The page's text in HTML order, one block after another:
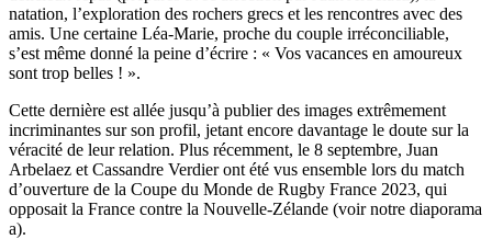
natation, l’exploration des rochers grecs et les rencontres avec des
amis. Une certaine Léa-Marie, proche du couple irréconciliable,
s’est même donné la peine d’écrire : « Vos vacances en amoureux
sont trop belles ! ».
Cette dernière est allée jusqu’à publier des images extrêmement
incriminantes sur son profil, jetant encore davantage le doute sur la
véracité de leur relation. Plus récemment, le 8 septembre, Juan
Arbelaez et Cassandre Verdier ont été vus ensemble lors du match
d’ouverture de la Coupe du Monde de Rugby France 2023, qui
opposait la France contre la Nouvelle-Zélande (voir notre diaporama
a).